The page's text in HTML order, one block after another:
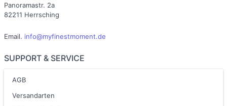
Panoramastr. 2a
82211 Herrsching
Email. info@myfinestmoment.de
SUPPORT & SERVICE
AGB
Versandarten